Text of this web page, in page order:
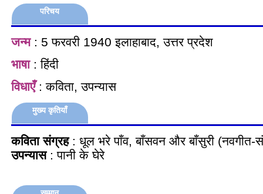
परिचय
जन्म: 5 फरवरी 1940 इलाहाबाद, उत्तर प्रदेश
भाषा: हिंदी
विधाएँ: कविता, उपन्यास
मुख्य कृतियाँ
कविता संग्रह: धूल भरे पाँव, बाँसवन और बाँसुरी (नवगीत-
उपन्यास: पानी के घेरे